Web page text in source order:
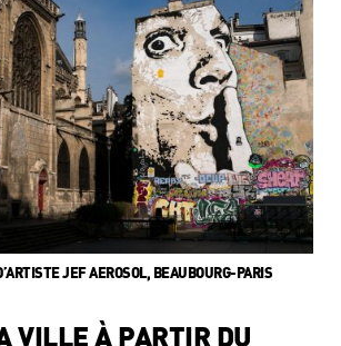
JEF AEROSOL, BEAUBOURG-PARIS
VILLE À PARTIR DU